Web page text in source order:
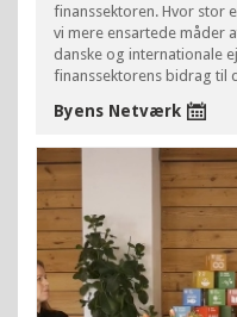
finanssektoren. Hvor stor
vi mere ensartede måder
danske og internationale
finanssektorens bidrag til
Byens Netværk